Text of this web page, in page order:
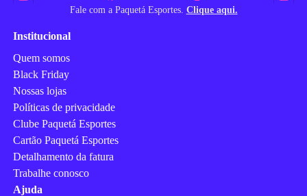
Fale com a Paquetá Esportes. Clique aqui.
Institucional
Quem somos
Black Friday
Nossas lojas
Políticas de privacidade
Clube Paquetá Esportes
Cartão Paquetá Esportes
Detalhamento da fatura
Trabalhe conosco
Ajuda